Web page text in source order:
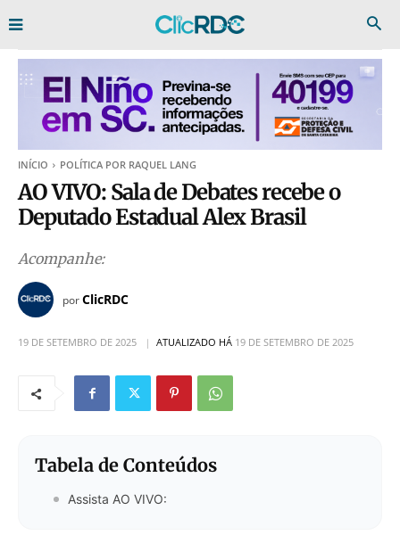
INÍCIO POLÍTICA POR RAQUEL LANG
AO VIVO: Sala de Debates recebe o
Deputado Estadual Alex Brasil
Acompanhe:
porClicRDC
19 DE SETEMBRO DE 2025 ATUALIZADO HÁ 19 DE SETEMBRO DE 2025
Tabela de Conteúdos
Assista AO VIVO: